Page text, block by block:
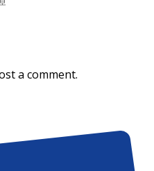
a comment.